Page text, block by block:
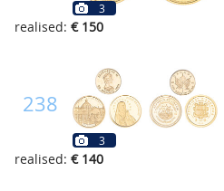
3
realised: € 150
238
3
realised: € 140